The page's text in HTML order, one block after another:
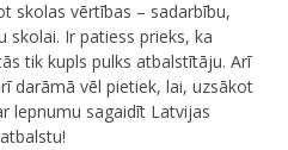
skolas vērtības – sadarbību,
skolai. Ir patiess prieks, ka
tik kupls pulks atbalstītāju. Arī
darāmā vēl pietiek, lai, uzsākot
lepnumu sagaidīt Latvijas